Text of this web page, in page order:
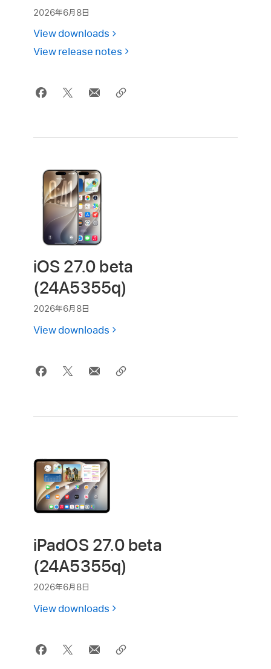
2026年6月8日
View downloads
View release notes
iOS 27.0 beta
(24A5355q)
2026年6月8日
View downloads
iPadOS 27.0 beta
(24A5355q)
2026年6月8日
View downloads